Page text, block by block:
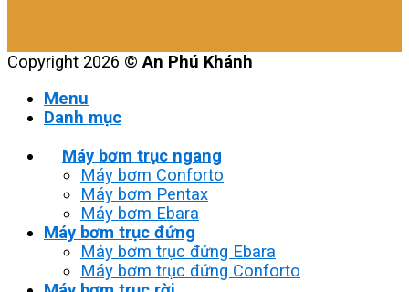
Copyright 2026 © An Phú Khánh
Menu
Danh mục
Máy bơm trục ngang
Máy bơm Conforto
Máy bơm Pentax
Máy bơm Ebara
Máy bơm trục đứng
Máy bơm trục đứng Ebara
Máy bơm trục đứng Conforto